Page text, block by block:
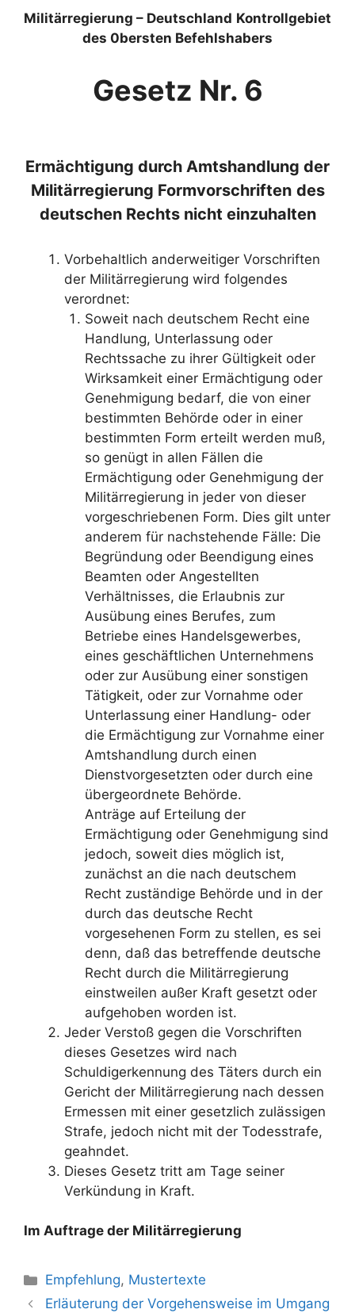
Militärregierung – Deutschland Kontrollgebiet
des 0bersten Befehlshabers
Gesetz Nr. 6
Ermächtigung durch Amtshandlung der
Militärregierung Formvorschriften des
deutschen Rechts nicht einzuhalten
Vorbehaltlich anderweitiger Vorschriften
der Militärregierung wird folgendes
verordnet:
Soweit nach deutschem Recht eine
Handlung, Unterlassung oder
Rechtssache zu ihrer Gültigkeit oder
Wirksamkeit einer Ermächtigung oder
Genehmigung bedarf, die von einer
bestimmten Behörde oder in einer
bestimmten Form erteilt werden muß,
so genügt in allen Fällen die
Ermächtigung oder Genehmigung der
Militärregierung in jeder von dieser
vorgeschriebenen Form. Dies gilt unter
anderem für nachstehende Fälle: Die
Begründung oder Beendigung eines
Beamten oder Angestellten
Verhältnisses, die Erlaubnis zur
Ausübung eines Berufes, zum
Betriebe eines Handelsgewerbes,
eines geschäftlichen Unternehmens
oder zur Ausübung einer sonstigen
Tätigkeit, oder zur Vornahme oder
Unterlassung einer Handlung- oder
die Ermächtigung zur Vornahme einer
Amtshandlung durch einen
Dienstvorgesetzten oder durch eine
übergeordnete Behörde.
Anträge auf Erteilung der
Ermächtigung oder Genehmigung sind
jedoch, soweit dies möglich ist,
zunächst an die nach deutschem
Recht zuständige Behörde und in der
durch das deutsche Recht
vorgesehenen Form zu stellen, es sei
denn, daß das betreffende deutsche
Recht durch die Militärregierung
einstweilen außer Kraft gesetzt oder
aufgehoben worden ist.
Jeder Verstoß gegen die Vorschriften
dieses Gesetzes wird nach
Schuldigerkennung des Täters durch ein
Gericht der Militärregierung nach dessen
Ermessen mit einer gesetzlich zulässigen
Strafe, jedoch nicht mit der Todesstrafe,
geahndet.
Dieses Gesetz tritt am Tage seiner
Verkündung in Kraft.
Im Auftrage der Militärregierung
Kategorien
Empfehlung, Mustertexte
Erläuterung der Vorgehensweise im Umgang